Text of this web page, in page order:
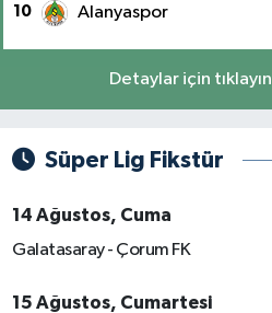
10 Alanyaspor
Detaylar için tıklayın
Süper Lig Fikstür
14 Ağustos, Cuma
Galatasaray - Çorum FK
15 Ağustos, Cumartesi